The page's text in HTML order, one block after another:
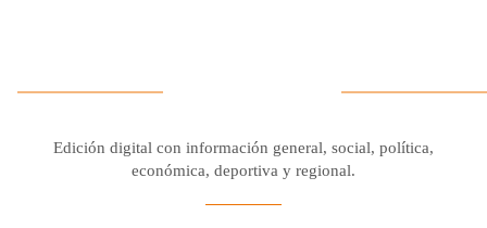
Edición digital con información general, social, política,
económica, deportiva y regional.